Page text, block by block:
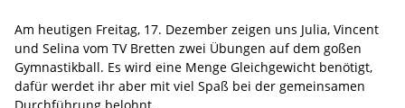
Am heutigen Freitag, 17. Dezember zeigen uns Julia, Vincent
und Selina vom TV Bretten zwei Übungen auf dem goßen
Gymnastikball. Es wird eine Menge Gleichgewicht benötigt,
dafür werdet ihr aber mit viel Spaß bei der gemeinsamen